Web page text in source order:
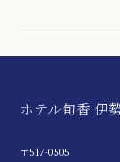
ホテル旬香 伊
〒517-0505